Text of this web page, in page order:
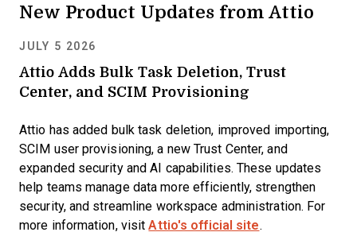
New Product Updates from Attio
JULY 5 2026
Attio Adds Bulk Task Deletion, Trust
Center, and SCIM Provisioning
Attio has added bulk task deletion, improved importing,
SCIM user provisioning, a new Trust Center, and
expanded security and AI capabilities. These updates
help teams manage data more efficiently, strengthen
security, and streamline workspace administration. For
more information, visitAttio's official site.